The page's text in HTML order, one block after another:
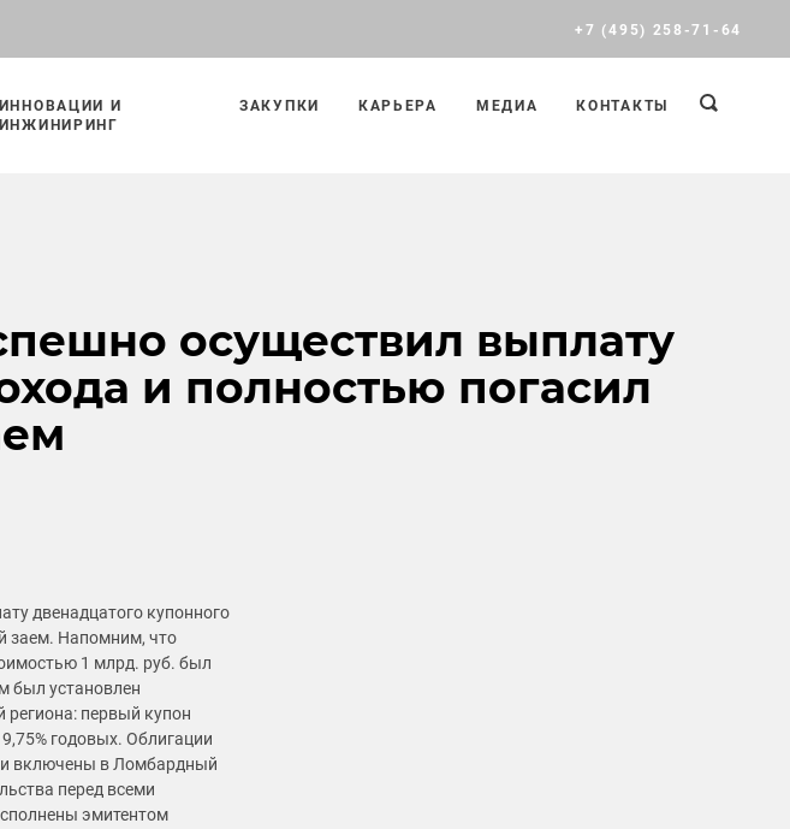
+7 (495) 258-71-64
ИННОВАЦИИ И
ИНЖИНИРИНГ
ЗАКУПКИ КАРЬЕРА МЕДИА КОНТАКТЫ
осуществил выплату
и полностью погасил
двенадцатого купонного
заем. Напомним, что
1 млрд. руб. был
был установлен
региона: первый купон
годовых. Облигации
включены в Ломбардный
перед всеми
эмитентом